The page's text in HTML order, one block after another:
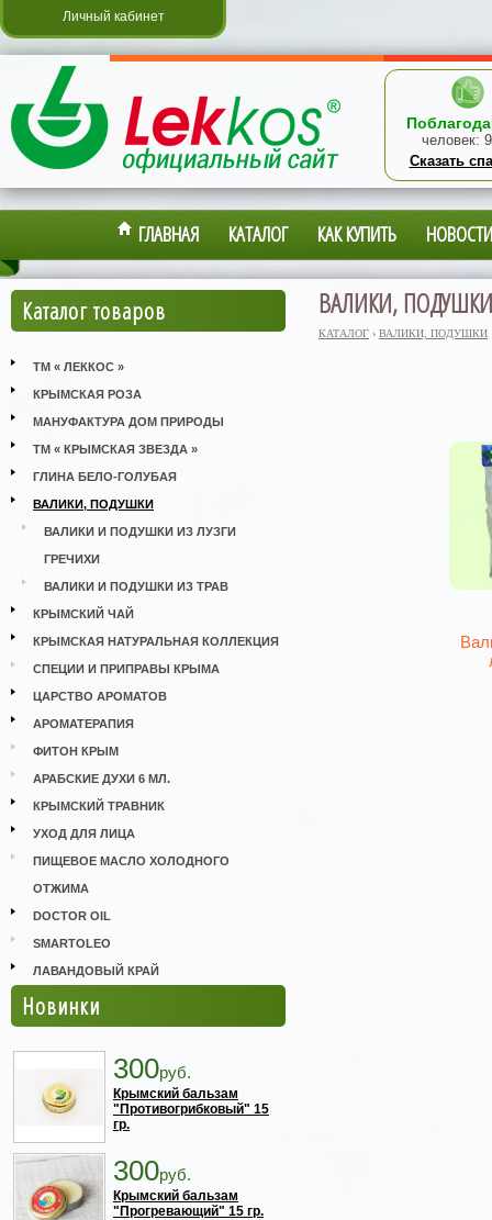
Личный кабинет
человек:
Сказать
ГЛАВНАЯ КАТАЛОГ КАК КУПИТЬ НОВОСТИ
Каталог товаров
ТМ « ЛЕККОС »
КРЫМСКАЯ РОЗА
МАНУФАКТУРА ДОМ ПРИРОДЫ
ТМ « КРЫМСКАЯ ЗВЕЗДА »
ГЛИНА БЕЛО-ГОЛУБАЯ
ВАЛИКИ, ПОДУШКИ
ВАЛИКИ И ПОДУШКИ ИЗ ЛУЗГИ
ГРЕЧИХИ
ВАЛИКИ И ПОДУШКИ ИЗ ТРАВ
КРЫМСКИЙ ЧАЙ
КРЫМСКАЯ НАТУРАЛЬНАЯ КОЛЛЕКЦИЯ
СПЕЦИИ И ПРИПРАВЫ КРЫМА
ЦАРСТВО АРОМАТОВ
АРОМАТЕРАПИЯ
ФИТОН КРЫМ
АРАБСКИЕ ДУХИ 6 МЛ.
КРЫМСКИЙ ТРАВНИК
УХОД ДЛЯ ЛИЦА
ПИЩЕВОЕ МАСЛО ХОЛОДНОГО
ОТЖИМА
DOCTOR OIL
SMARTOLEO
ЛАВАНДОВЫЙ КРАЙ
Новинки
300руб.
Крымский бальзам
"Противогрибковый" 15
гр.
300руб.
Крымский бальзам
"Прогревающий" 15 гр.
ВАЛИКИ, ПОДУШКИ
КАТАЛОГ › ВАЛИКИ, ПОДУШКИ